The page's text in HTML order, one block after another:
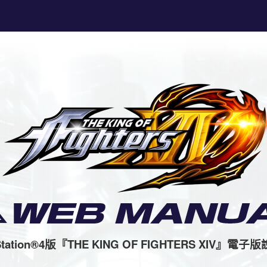
版 『THE KING OF FIGHTERS XIV』 電子版